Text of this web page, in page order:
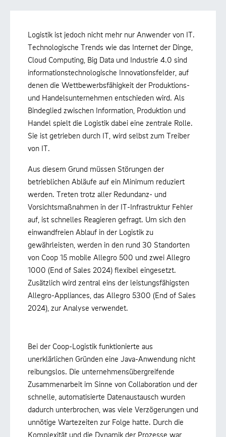
Logistik ist jedoch nicht mehr nur Anwender von IT.
Technologische Trends wie das Internet der Dinge,
Cloud Computing, Big Data und Industrie 4.0 sind
informationstechnologische Innovationsfelder, auf
denen die Wettbewerbsfähigkeit der Produktions-
und Handelsunternehmen entschieden wird. Als
Bindeglied zwischen Information, Produktion und
Handel spielt die Logistik dabei eine zentrale Rolle.
Sie ist getrieben durch IT, wird selbst zum Treiber
von IT.
Aus diesem Grund müssen Störungen der
betrieblichen Abläufe auf ein Minimum reduziert
werden. Treten trotz aller Redundanz- und
Vorsichtsmaßnahmen in der IT-Infrastruktur Fehler
auf, ist schnelles Reagieren gefragt. Um sich den
einwandfreien Ablauf in der Logistik zu
gewährleisten, werden in den rund 30 Standorten
von Coop 15 mobile Allegro 500 und zwei Allegro
1000 (End of Sales 2024) flexibel eingesetzt.
Zusätzlich wird zentral eins der leistungsfähigsten
Allegro-Appliances, das Allegro 5300 (End of Sales
2024), zur Analyse verwendet.
Bei der Coop-Logistik funktionierte aus
unerklärlichen Gründen eine Java-Anwendung nicht
reibungslos. Die unternehmensübergreifende
Zusammenarbeit im Sinne von Collaboration und der
schnelle, automatisierte Datenaustausch wurden
dadurch unterbrochen, was viele Verzögerungen und
unnötige Wartezeiten zur Folge hatte. Durch die
Komplexität und die Dynamik der Prozesse war